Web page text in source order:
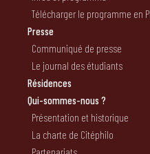
Télécharger le programme en
Presse
Communiqué de presse
Le journal des étudiants
Résidences
Qui-sommes-nous ?
Présentation et historique
La charte de Citéphilo